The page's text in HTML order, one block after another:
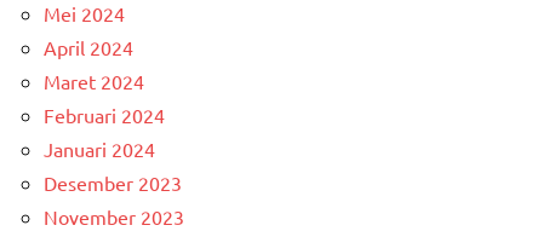
Mei 2024
April 2024
Maret 2024
Februari 2024
Januari 2024
Desember 2023
November 2023